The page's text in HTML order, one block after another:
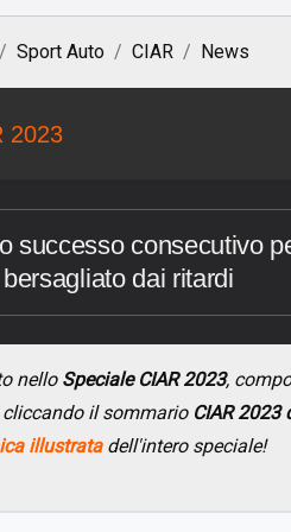
Sport Auto CIAR News
2023
successo consecutivo
dai ritardi
nello Speciale CIAR 2023,
cliccando il sommario CIAR 2023
illustratadell'intero speciale!